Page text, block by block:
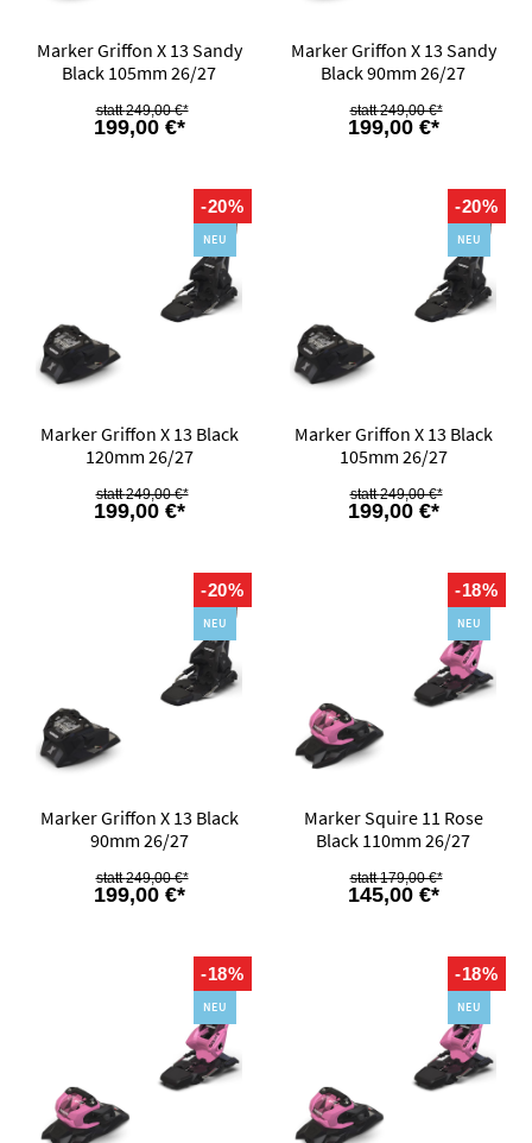
Marker Griffon X 13 Sandy
Black 105mm 26/27
199,00 €*
249,00 €*
Marker Griffon X 13 Sandy
Black 90mm 26/27
199,00 €*
249,00 €*
-20%
NEU
Marker Griffon X 13 Black
120mm 26/27
199,00 €*
249,00 €*
-20%
NEU
Marker Griffon X 13 Black
105mm 26/27
199,00 €*
249,00 €*
-20%
NEU
Marker Griffon X 13 Black
90mm 26/27
199,00 €*
249,00 €*
-18%
NEU
Marker Squire 11 Rose
Black 110mm 26/27
145,00 €*
179,00 €*
-18%
NEU
-18%
NEU